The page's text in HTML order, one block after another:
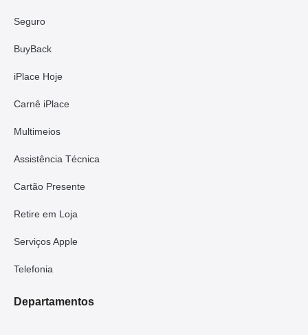
Seguro
BuyBack
iPlace Hoje
Carnê iPlace
Multimeios
Assistência Técnica
Cartão Presente
Retire em Loja
Serviços Apple
Telefonia
Departamentos